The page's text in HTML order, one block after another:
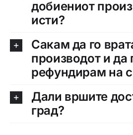
Здравствени проблеми
Интимно здравје
Лична хигиена
добиениот
исти?
Сакам да го
производот и да
рефундирам на
Дали вршите
град?